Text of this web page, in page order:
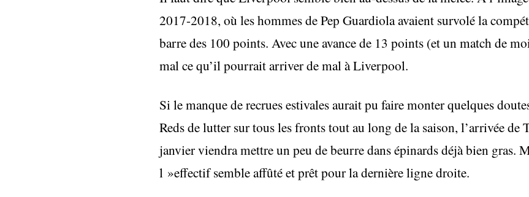
2017-2018, où les hommes de Pep Guardiola avaient survolé la
barre des 100 points. Avec une avance de 13 points (et un match de
mal ce qu’il pourrait arriver de mal à Liverpool.
Si le manque de recrues estivales aurait pu faire monter quelques
Reds de lutter sur tous les fronts tout au long de la saison, l’arrivée
janvier viendra mettre un peu de beurre dans épinards déjà bien gras.
l »effectif semble affûté et prêt pour la dernière ligne droite.